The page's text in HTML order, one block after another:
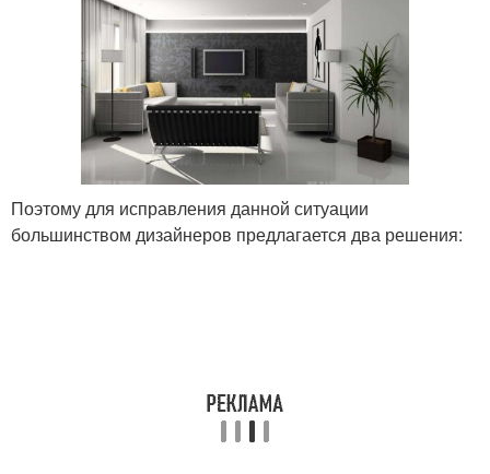
Поэтому для исправления данной ситуации
большинством дизайнеров предлагается два решения: